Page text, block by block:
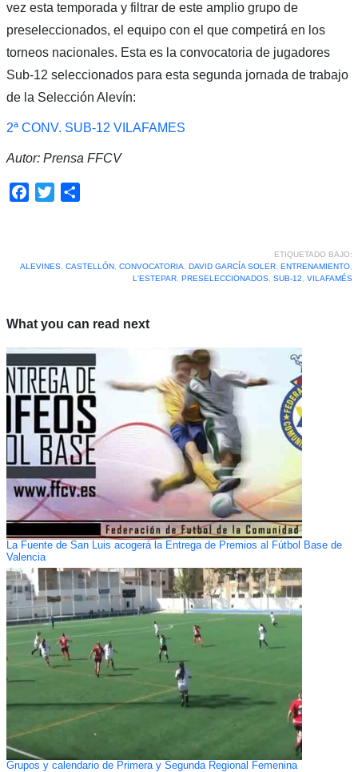
vez esta temporada y filtrar de este amplio grupo de
preseleccionados, el equipo con el que competirá en los
torneos nacionales. Esta es la convocatoria de jugadores
Sub-12 seleccionados para esta segunda jornada de trabajo
de la Selección Alevín:
2ª CONV. SUB-12 VILAFAMES
Autor: Prensa FFCV
Facebook
Twitter
ETIQUETADO BAJO:
ALEVINES, CASTELLÓN, CONVOCATORIA, DAVID GARCÍA SOLER, ENTRENAMIENTO,
L'ESTEPAR, PRESELECCIONADOS, SUB-12, VILAFAMÉS
What you can read next
La Fuente de San Luis acogerá la Entrega de Premios al Fútbol Base de
Valencia
Grupos y calendario de Primera y Segunda Regional Femenina